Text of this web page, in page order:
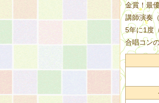
金賞！最
講師演奏
5年に1度
合唱コン